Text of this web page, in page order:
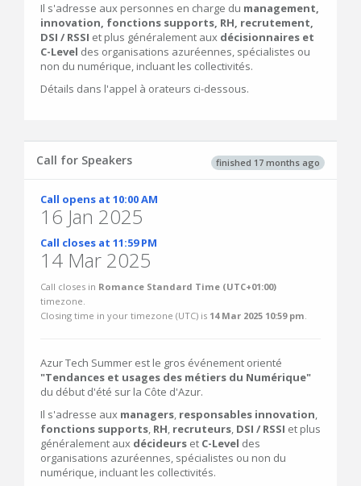
Il s'adresse aux personnes en charge du management,
innovation, fonctions supports, RH, recrutement,
DSI / RSSI et plus généralement aux décisionnaires et
C-Level des organisations azuréennes, spécialistes ou
non du numérique, incluant les collectivités.
Détails dans l'appel à orateurs ci-dessous.
finished 17 months ago
Call for Speakers
Call opens at 10:00 AM
16 Jan 2025
Call closes at 11:59 PM
14 Mar 2025
Call closes in Romance Standard Time (UTC+01:00)
timezone.
Closing time in your timezone (UTC) is 14 Mar 2025 10:59 pm.
Azur Tech Summer est le gros événement orienté
"Tendances et usages des métiers du Numérique"
du début d'été sur la Côte d'Azur.
Il s'adresse aux managers, responsables innovation,
fonctions supports, RH, recruteurs, DSI / RSSI et plus
généralement aux décideurs et C-Level des
organisations azuréennes, spécialistes ou non du
numérique, incluant les collectivités.